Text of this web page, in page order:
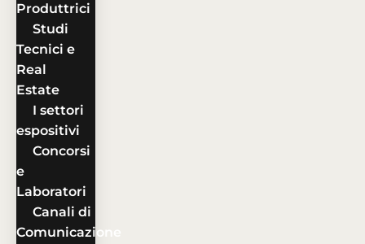
Produttrici
Studi
Tecnici e
Real
Estate
I settori
espositivi
Concorsi
e
Laboratori
Canali di
Comunicazione